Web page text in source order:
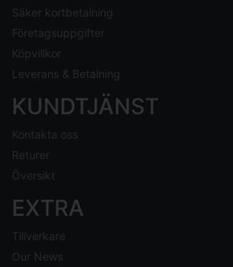
Säker kortbetalning
Företagsuppgifter
Köpvillkor
Leverans & Betalning
KUNDTJÄNST
Kontakta oss
Returer
Översikt
EXTRA
Tillverkare
Our News